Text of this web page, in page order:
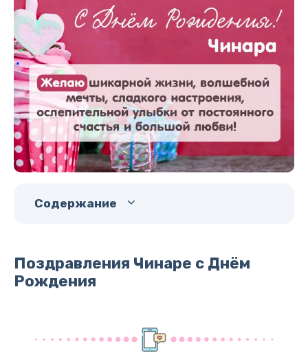
Содержание
Поздравления Чинаре с Днём
Рождения